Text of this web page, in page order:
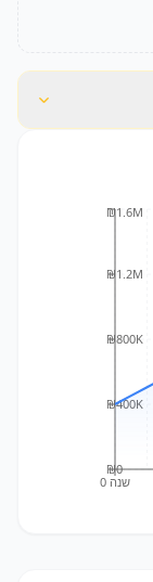
שנה 0
₪0
₪400K
₪800K
₪1.2M
₪1.6M